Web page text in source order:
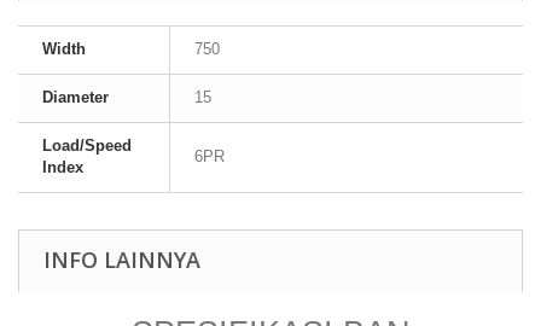
Width 750
Diameter 15
Load/Speed
Index
6PR
INFO LAINNYA